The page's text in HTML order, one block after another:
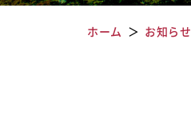
ホーム お知らせ